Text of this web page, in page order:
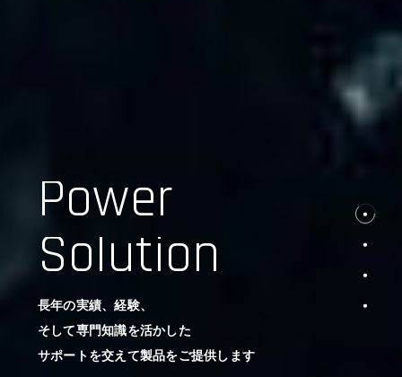
Power
Solution
長年の実績、経験、
そして専門知識を活かした
サポートを交えて製品をご提供します